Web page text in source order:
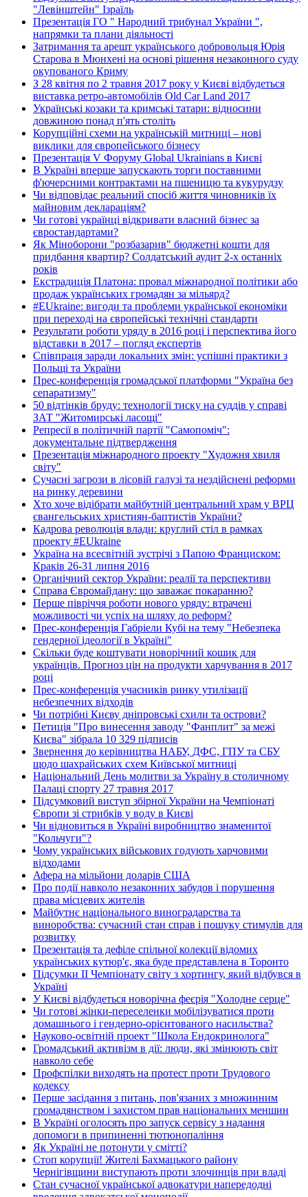
"Левінштейн" Ізраїль
Презентація ГО " Народний трибунал України ",
напрямки та плани діяльності
Затримання та арешт українського добровольця Юрія
Старова в Мюнхені на основі рішення незаконного суду
окупованого Криму
З 28 квітня по 2 травня 2017 року у Києві відбудеться
виставка ретро-автомобілів Old Car Land 2017
Українські козаки та кримські татари: відносини
довжиною понад п'ять століть
Корупційні схеми на українській митниці – нові
виклики для європейського бізнесу
Презентація V Форуму Global Ukrainians в Києві
В Україні вперше запускають торги поставними
ф'ючерсними контрактами на пшеницю та кукурудзу
Чи відповідає реальний спосіб життя чиновників їх
майновим деклараціям?
Чи готові українці відкривати власний бізнес за
євростандартами?
Як Міноборони "розбазарив" бюджетні кошти для
придбання квартир? Солдатський аудит 2-х останніх
років
Екстрадиція Платона: провал міжнародної політики або
продаж українських громадян за мільярд?
#EUkraine: вигоди та проблеми української економіки
при переході на європейські технічні стандарти
Результати роботи уряду в 2016 році і перспектива його
відставки в 2017 – погляд експертів
Співпраця заради локальних змін: успішні практики з
Польщі та України
Прес-конференція громадської платформи "Україна без
сепаратизму"
50 відтінків бруду: технології тиску на суддів у справі
ЗАТ "Житомирські ласощі"
Репресії в політичній партії "Самопоміч":
документальне підтвердження
Презентація міжнародного проекту "Художня хвиля
світу"
Сучасні загрози в лісовій галузі та нездійснені реформи
на ринку деревини
Хто хоче відібрати майбутній центральний храм у ВРЦ
євангельських християн-баптистів України?
Кадрова революція влади: круглий стіл в рамках
проекту #EUkraine
Україна на всесвітній зустрічі з Папою Франциском:
Краків 26-31 липня 2016
Органічний сектор України: реалії та перспективи
Справа Євромайдану: що заважає покаранню?
Перше півріччя роботи нового уряду: втрачені
можливості чи успіх на шляху до реформ?
Прес-конференція Габріели Кубі на тему "Небезпека
гендерної ідеології в Україні"
Скільки буде коштувати новорічний кошик для
українців. Прогноз цін на продукти харчування в 2017
році
Прес-конференція учасників ринку утилізації
небезпечних відходів
Чи потрібні Києву дніпровські схили та острови?
Петиція "Про винесення заводу "Фанплит" за межі
Києва" зібрала 10 329 підписів
Звернення до керівництва НАБУ, ДФС, ГПУ та СБУ
щодо шахрайських схем Київської митниці
Національний День молитви за Україну в столичному
Палаці спорту 27 травня 2017
Підсумковий виступ збірної України на Чемпіонаті
Європи зі стрибків у воду в Києві
Чи відновиться в Україні виробництво знаменитої
"Кольчуги"?
Чому українських військових годують харчовими
відходами
Афера на мільйони доларів США
Про події навколо незаконних забудов і порушення
права місцевих жителів
Майбутнє національного виноградарства та
виноробства: сучасний стан справ і пошуку стимулів для
розвитку
Презентація та дефіле спільної колекції відомих
українських кутюр'є, яка буде представлена в Торонто
Підсумки ІІ Чемпіонату світу з хортингу, який відбувся в
Україні
У Києві відбудеться новорічна феєрія "Холодне серце"
Чи готові жінки-переселенки мобілізуватися проти
домашнього і гендерно-орієнтованого насильства?
Науково-освітній проект "Школа Ендокринолога"
Громадський активізм в дії: люди, які змінюють світ
навколо себе
Профспілки виходять на протест проти Трудового
кодексу
Перше засідання з питань, пов'язаних з множинним
громадянством і захистом прав національних меншин
В Україні оголосять про запуск сервісу з надання
допомоги в припиненні тютюнопаління
Як Україні не потонути у смітті?
Стоп корупції! Жителі Бахмацького району
Чернігівщини виступають проти злочинців при владі
Стан сучасної української адвокатури напередодні